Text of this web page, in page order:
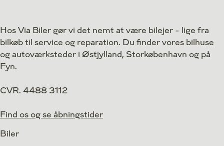
Lokation
Kastrup
Kontant
149.900
Lokation
Kontant
Hos Via Biler gør vi det nemt at være bilejer - lige fra
bilkøb til service og reparation. Du finder vores bilhuse
og autoværksteder i Østjylland, Storkøbenhavn og på
Fyn.
CVR. 4488 3112
Find os og se åbningstider
Biler